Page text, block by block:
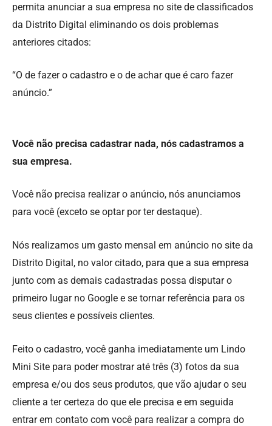
permita anunciar a sua empresa no site de classificados
da Distrito Digital eliminando os dois problemas
anteriores citados:
“O de fazer o cadastro e o de achar que é caro fazer
anúncio.”
Você não precisa cadastrar nada, nós cadastramos a
sua empresa.
Você não precisa realizar o anúncio, nós anunciamos
para você (exceto se optar por ter destaque).
Nós realizamos um gasto mensal em anúncio no site da
Distrito Digital, no valor citado, para que a sua empresa
junto com as demais cadastradas possa disputar o
primeiro lugar no Google e se tornar referência para os
seus clientes e possíveis clientes.
Feito o cadastro, você ganha imediatamente um Lindo
Mini Site para poder mostrar até três (3) fotos da sua
empresa e/ou dos seus produtos, que vão ajudar o seu
cliente a ter certeza do que ele precisa e em seguida
entrar em contato com você para realizar a compra do